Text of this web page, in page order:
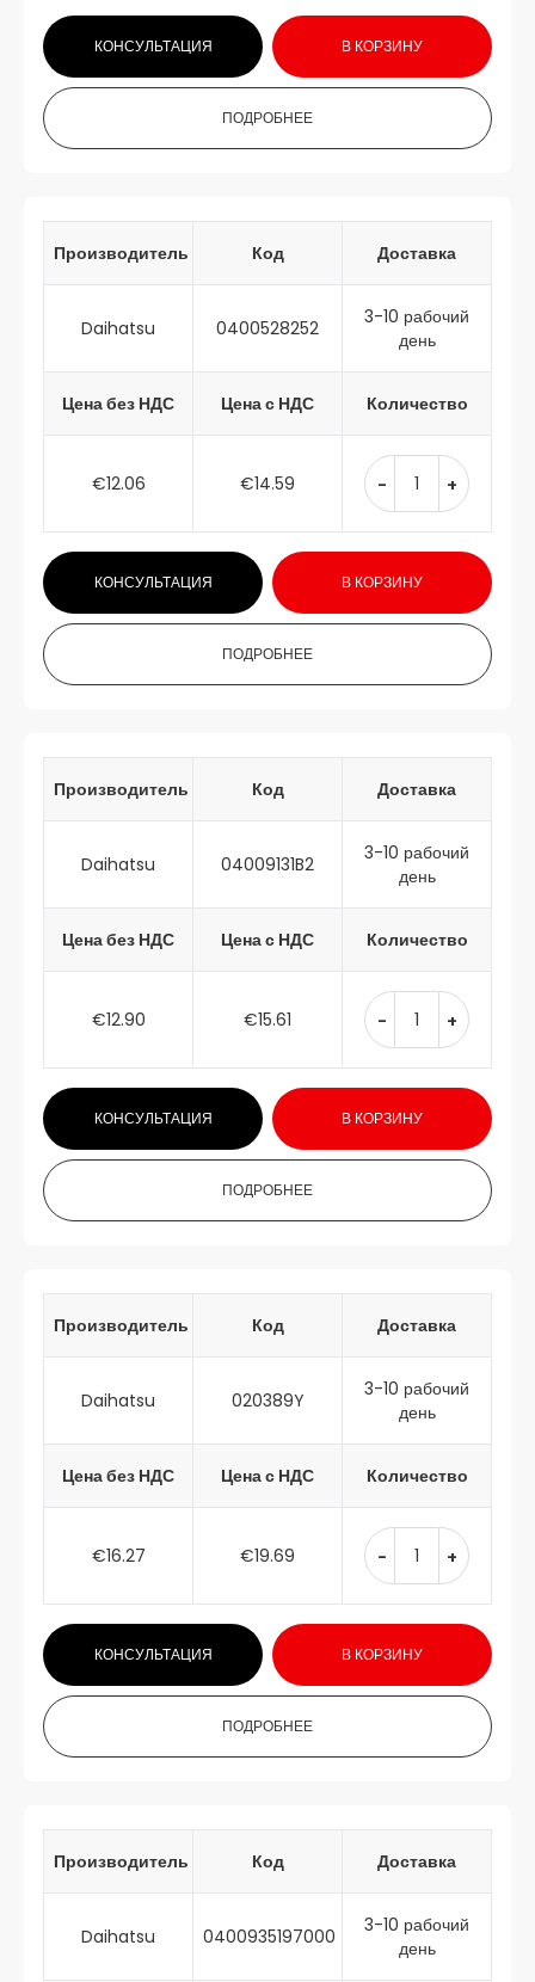
КОНСУЛЬТАЦИЯ В КОРЗИНУ
ПОДРОБНЕЕ
Производитель Код Доставка
Daihatsu 0400528252
3-10 рабочий
день
Цена без НДС Цена с НДС Количество
€12.06 €14.59 - +
КОНСУЛЬТАЦИЯ В КОРЗИНУ
ПОДРОБНЕЕ
Производитель Код Доставка
Daihatsu 04009131B2
3-10 рабочий
день
Цена без НДС Цена с НДС Количество
€12.90 €15.61 - +
КОНСУЛЬТАЦИЯ В КОРЗИНУ
ПОДРОБНЕЕ
Производитель Код Доставка
Daihatsu 020389Y
3-10 рабочий
день
Цена без НДС Цена с НДС Количество
€16.27 €19.69 - +
КОНСУЛЬТАЦИЯ В КОРЗИНУ
ПОДРОБНЕЕ
Производитель Код Доставка
Daihatsu 0400935197000
3-10 рабочий
день